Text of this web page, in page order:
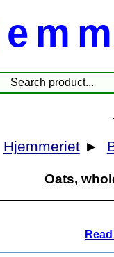
Hjemmeriet ►
Oats,